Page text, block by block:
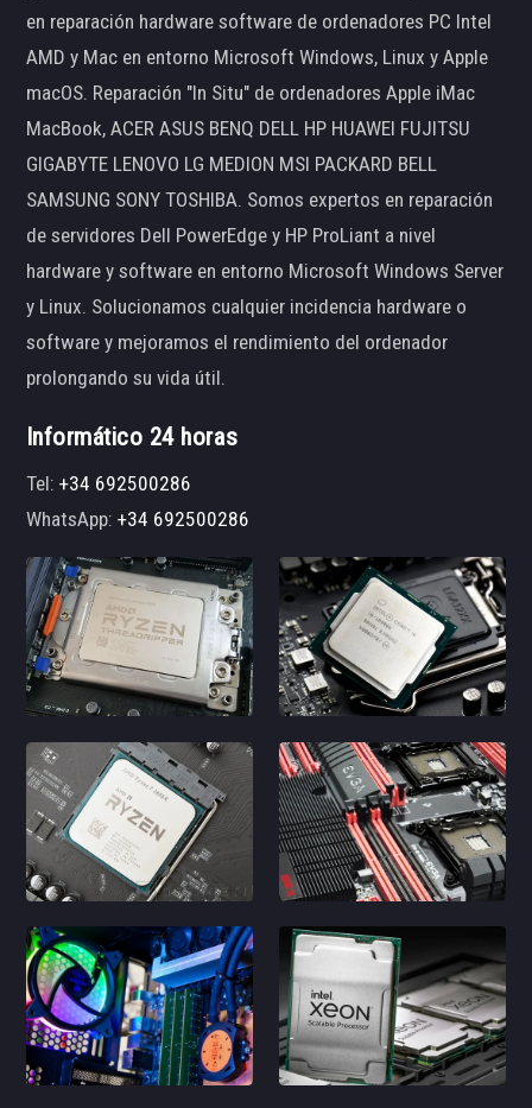
en reparación hardware software de ordenadores PC Intel
AMD y Mac en entorno Microsoft Windows, Linux y Apple
macOS. Reparación "In Situ" de ordenadores Apple iMac
MacBook, ACER ASUS BENQ DELL HP HUAWEI FUJITSU
GIGABYTE LENOVO LG MEDION MSI PACKARD BELL
SAMSUNG SONY TOSHIBA. Somos expertos en reparación
de servidores Dell PowerEdge y HP ProLiant a nivel
hardware y software en entorno Microsoft Windows Server
y Linux. Solucionamos cualquier incidencia hardware o
software y mejoramos el rendimiento del ordenador
prolongando su vida útil.
Informático 24 horas
Tel:+34 692500286
WhatsApp:+34 692500286